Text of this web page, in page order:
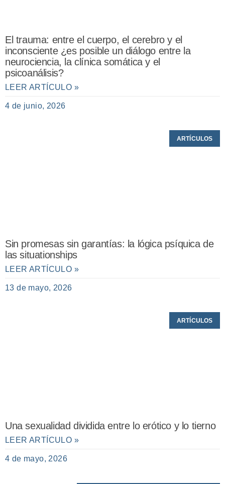
El trauma: entre el cuerpo, el cerebro y el
inconsciente ¿es posible un diálogo entre la
neurociencia, la clínica somática y el
psicoanálisis?
LEER ARTÍCULO »
4 de junio, 2026
ARTÍCULOS
Sin promesas sin garantías: la lógica psíquica de
las situationships
LEER ARTÍCULO »
13 de mayo, 2026
ARTÍCULOS
Una sexualidad dividida entre lo erótico y lo tierno
LEER ARTÍCULO »
4 de mayo, 2026